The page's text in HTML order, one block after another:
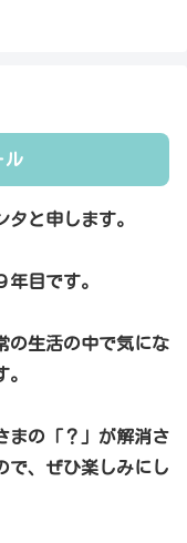
ル
と申します。
目です。
の生活の中で気にな
まの「？」が解消さ
で、ぜひ楽しみにし